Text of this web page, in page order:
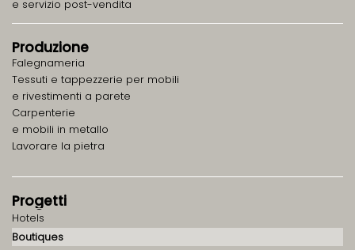
e servizio post-vendita
Produzione
Falegnameria
Tessuti e tappezzerie per mobili
e rivestimenti a parete
Carpenterie
e mobili in metallo
Lavorare la pietra
Progetti
Hotels
Boutiques